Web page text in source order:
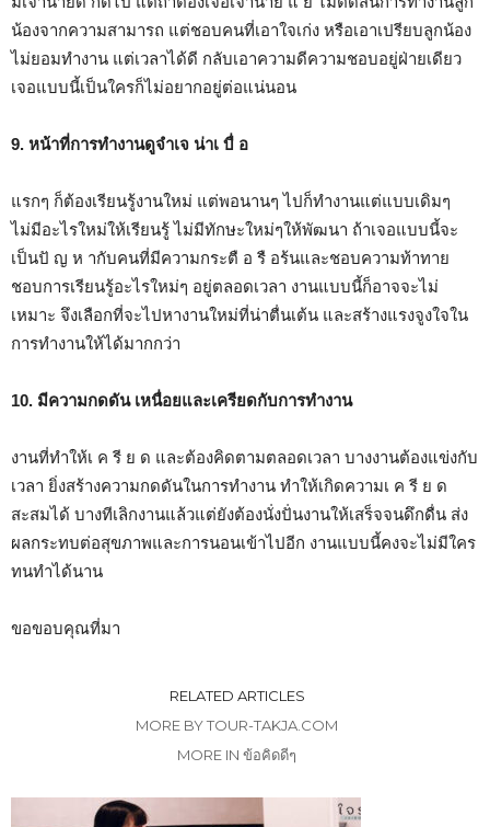
น้องจากความสามารถ แต่ชอบคนที่เอาใจเก่ง หรือเอาเปรียบลูกน้อง
ไม่ยอมทำงาน แต่เวลาได้ดี กลับเอาความดีความชอบอยู่ฝ่ายเดียว
เจอแบบนี้เป็นใครก็ไม่อยากอยู่ต่อแน่นอน
9. หน้าที่การทำงานดูจำเจ น่าเ บื่ อ
แรกๆ ก็ต้องเรียนรู้งานใหม่ แต่พอนานๆ ไปก็ทำงานแต่แบบเดิมๆ
ไม่มีอะไรใหม่ให้เรียนรู้ ไม่มีทักษะใหม่ๆให้พัฒนา ถ้าเจอแบบนี้จะ
เป็นปั ญ ห ากับคนที่มีความกระตื อ รื อร้นและชอบความท้าทาย
ชอบการเรียนรู้อะไรใหม่ๆ อยู่ตลอดเวลา งานแบบนี้ก็อาจจะไม่
เหมาะ จึงเลือกที่จะไปหางานใหม่ที่น่าตื่นเต้น และสร้างแรงจูงใจใน
การทำงานให้ได้มากกว่า
10. มีความกดดัน เหนื่อยและเครียดกับการทำงาน
งานที่ทำให้เ ค รี ย ด และต้องคิดตามตลอดเวลา บางงานต้องแข่งกับ
เวลา ยิ่งสร้างความกดดันในการทำงาน ทำให้เกิดความเ ค รี ย ด
สะสมได้ บางทีเลิกงานแล้วแต่ยังต้องนั่งปั่นงานให้เสร็จจนดึกดื่น ส่ง
ผลกระทบต่อสุขภาพและการนอนเข้าไปอีก งานแบบนี้คงจะไม่มีใคร
ทนทำได้นาน
ขอขอบคุณที่มา
RELATED ARTICLES
MORE BY TOUR-TAKJA.COM
MORE IN ข้อคิดดีๆ